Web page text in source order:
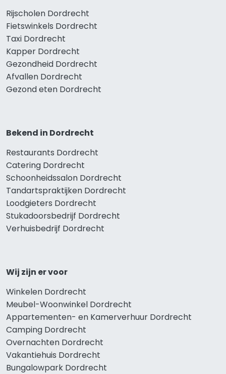
Rijscholen Dordrecht
Fietswinkels Dordrecht
Taxi Dordrecht
Kapper Dordrecht
Gezondheid Dordrecht
Afvallen Dordrecht
Gezond eten Dordrecht
Bekend in Dordrecht
Restaurants Dordrecht
Catering Dordrecht
Schoonheidssalon Dordrecht
Tandartspraktijken Dordrecht
Loodgieters Dordrecht
Stukadoorsbedrijf Dordrecht
Verhuisbedrijf Dordrecht
Wij zijn er voor
Winkelen Dordrecht
Meubel-Woonwinkel Dordrecht
Appartementen- en Kamerverhuur Dordrecht
Camping Dordrecht
Overnachten Dordrecht
Vakantiehuis Dordrecht
Bungalowpark Dordrecht